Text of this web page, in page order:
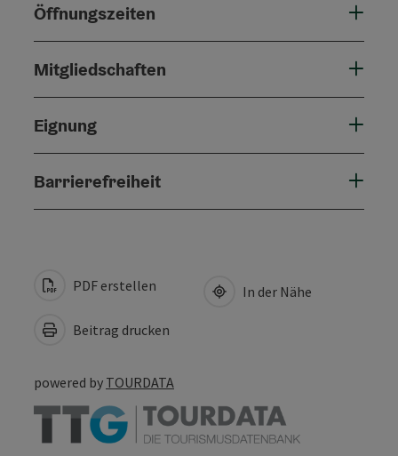
Öffnungszeiten
Mitgliedschaften
Eignung
Barrierefreiheit
PDF erstellen
Beitrag drucken
In der Nähe
powered by TOURDATA